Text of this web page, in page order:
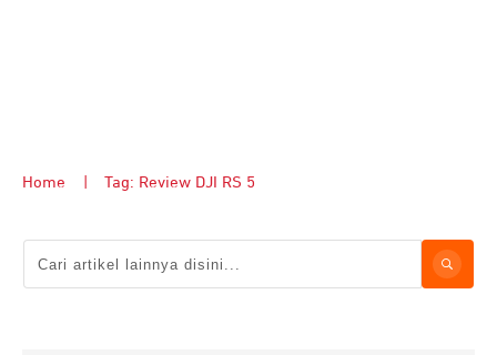
Home Tag: Review DJI RS 5